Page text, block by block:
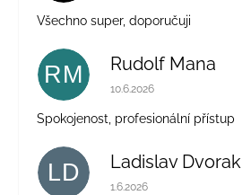
Všechno super, doporučuji
RM Rudolf Mana
Hodnocení obchodu je 5
10.6.2026
Spokojenost, profesionální přístup
LD Ladislav Dvorak
Hodnocení obchodu je 5
1.6.2026